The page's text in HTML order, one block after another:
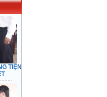
TIỆN